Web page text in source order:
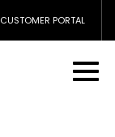
CUSTOMER PORTAL